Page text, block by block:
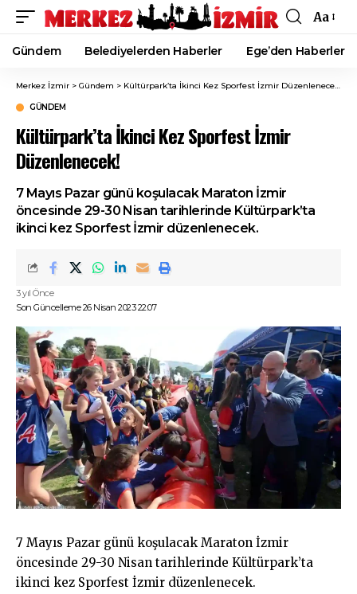
Font
Resizer
Aa
Gündem Belediyelerden Haberler Ege’den Haberler
Merkez İzmir > Gündem > Kültürpark’ta İkinci Kez Sporfest İzmir Düzenlenecek!
GÜNDEM
Kültürpark’ta İkinci Kez Sporfest İzmir
Düzenlenecek!
7 Mayıs Pazar günü koşulacak Maraton İzmir
öncesinde 29-30 Nisan tarihlerinde Kültürpark’ta
ikinci kez Sporfest İzmir düzenlenecek.
Son Güncelleme 26 Nisan 2023 22:07
3 yıl Önce
7 Mayıs Pazar günü koşulacak Maraton İzmir
öncesinde 29-30 Nisan tarihlerinde Kültürpark’ta
ikinci kez Sporfest İzmir düzenlenecek.